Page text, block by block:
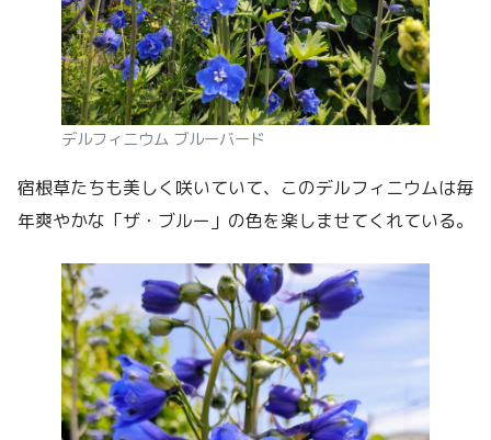
デルフィニウム ブルーバード
宿根草たちも美しく咲いていて、このデルフィニウムは毎
年爽やかな「ザ・ブルー」の色を楽しませてくれている。